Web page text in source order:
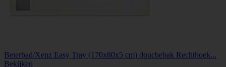
Beterbad/Xenz Easy Tray (170x80x5 cm) douchebak Rechthoek...
Bekijken